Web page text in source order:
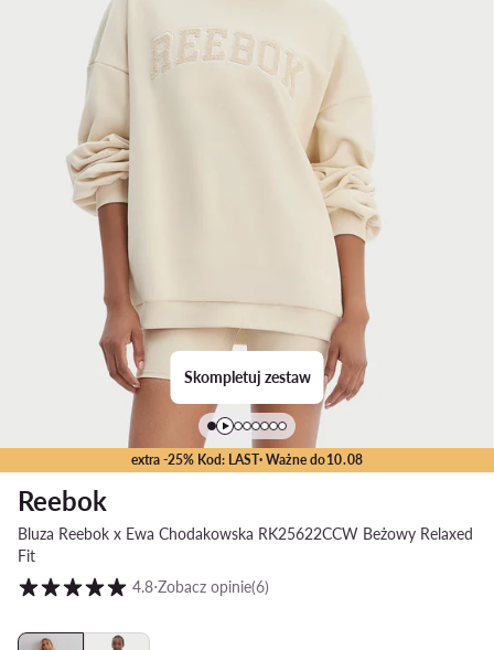
extra -25% Kod: LAST· Ważne do10.08
Skompletuj zestaw
Reebok
Bluza Reebok x Ewa Chodakowska RK25622CCW Beżowy Relaxed
Fit
Ocena klientów w skali od 1 do 5
4.8⋅Zobacz opinie(6)